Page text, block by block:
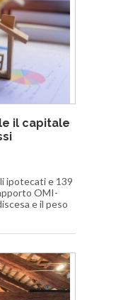
il capitale
ipotecati e 139
OMI-
e il peso